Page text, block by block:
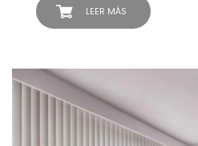
LEER MÁS